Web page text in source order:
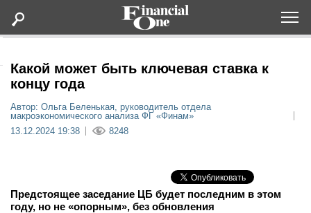
Статьи
Какой может быть ключевая ставка к
концу года
Автор: Ольга Беленькая, руководитель отдела
макроэкономического анализа ФГ «Финам»
13.12.2024 19:38
8248
Предстоящее заседание ЦБ будет последним в этом
году, но не «опорным», без обновления